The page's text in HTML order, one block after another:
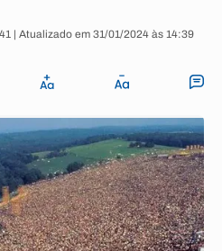
| Atualizado em 31/01/2024 às 14:39